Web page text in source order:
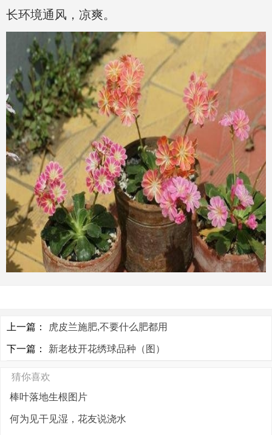
长环境通风，凉爽。
上一篇： 虎皮兰施肥,不要什么肥都用
下一篇： 新老枝开花绣球品种（图）
猜你喜欢
棒叶落地生根图片
何为见干见湿，花友说浇水